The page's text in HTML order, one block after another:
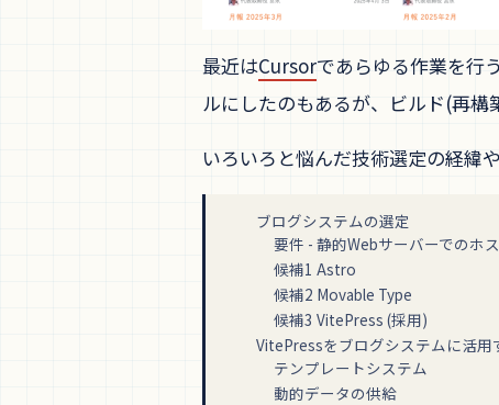
最近はCursorであらゆる作業を行
ルにしたのもあるが、ビルド(再構
いろいろと悩んだ技術選定の経緯や
ブログシステムの選定
要件 - 静的Webサーバーでのホ
候補1 Astro
候補2 Movable Type
候補3 VitePress (採用)
VitePressをブログシステムに活用
テンプレートシステム
動的データの供給